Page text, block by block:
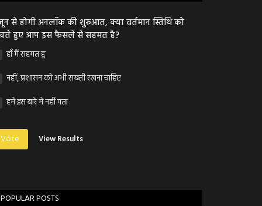
से होगी अनलॉक की शुरुआत, क्या वर्तमान स्तिथि को
हुए आप इस फैसले से सहमत है?
हाँ मैं सहमत हु
नहीं, प्रशासन को अभी सख्ती रखना चाहिए
हमें इस बारे में नहीं पता
Vote View Results
POPULAR POSTS